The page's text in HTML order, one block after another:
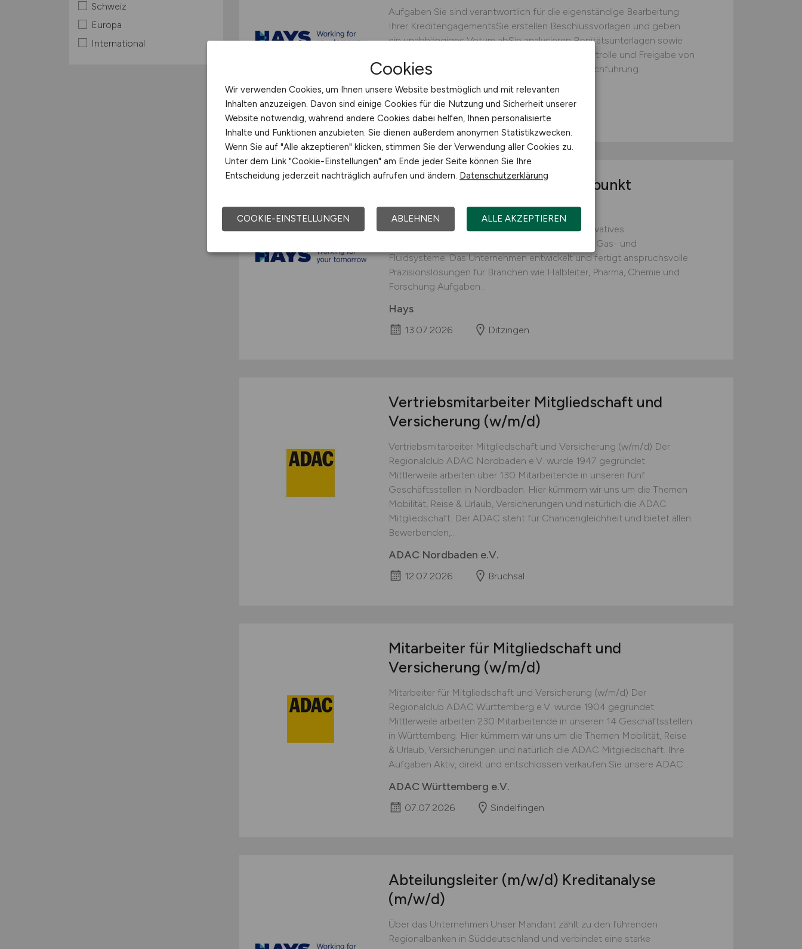
Schweiz
Europa
International
Aufgaben Sie sind verantwortlich für die eigenständige Bearbeitung
Ihrer KreditengagementsSie erstellen Beschlussvorlagen und geben
ein unabhängiges Votum abSie analysieren Bonitätsunterlagen sowie
Sicherheiten nach den Vorgaben der MaRiskKontrolle und Freigabe von
RatingsMitwirkung bei RisikoeinschätzungenDurchführung...
Hays
18.07.2026 Bruchsal
Kreditorenbuchhalter Schwerpunkt
Rechnungsprüfung(m/w/d)
Über das Unternehmen Unser Kunde ist ein innovatives
Technologieunternehmen im Bereich hochreiner Gas- und
Fluidsysteme. Das Unternehmen entwickelt und fertigt anspruchsvolle
Präzisionslösungen für Branchen wie Halbleiter, Pharma, Chemie und
Forschung Aufgaben...
Hays
13.07.2026 Ditzingen
Vertriebsmitarbeiter Mitgliedschaft und
Versicherung (w/m/d)
Vertriebsmitarbeiter Mitgliedschaft und Versicherung (w/m/d) Der
Regionalclub ADAC Nordbaden e.V. wurde 1947 gegründet.
Mittlerweile arbeiten über 130 Mitarbeitende in unseren fünf
Geschäftsstellen in Nordbaden. Hier kümmern wir uns um die Themen
Mobilität, Reise & Urlaub, Versicherungen und natürlich die ADAC
Mitgliedschaft. Der ADAC steht für Chancengleichheit und bietet allen
Bewerbenden,...
ADAC Nordbaden e.V.
12.07.2026 Bruchsal
Mitarbeiter für Mitgliedschaft und
Versicherung (w/m/d)
Mitarbeiter für Mitgliedschaft und Versicherung (w/m/d) Der
Regionalclub ADAC Württemberg e.V. wurde 1904 gegründet.
Mittlerweile arbeiten 230 Mitarbeitende in unseren 14 Geschäftsstellen
in Württemberg. Hier kümmern wir uns um die Themen Mobilität, Reise
& Urlaub, Versicherungen und natürlich die ADAC Mitgliedschaft. Ihre
Aufgaben Aktiv, direkt und entschlossen verkaufen Sie unsere ADAC...
ADAC Württemberg e.V.
07.07.2026 Sindelfingen
Abteilungsleiter (m/w/d) Kreditanalyse
(m/w/d)
Über das Unternehmen Unser Mandant zählt zu den führenden
Regionalbanken in Süddeutschland und verbindet eine starke
Cookies
Wir verwenden Cookies, um Ihnen unsere Website bestmöglich und mit relevanten
Inhalten anzuzeigen. Davon sind einige Cookies für die Nutzung und Sicherheit unserer
Website notwendig, während andere Cookies dabei helfen, Ihnen personalisierte
Inhalte und Funktionen anzubieten. Sie dienen außerdem anonymen Statistikzwecken.
Wenn Sie auf "Alle akzeptieren" klicken, stimmen Sie der Verwendung aller Cookies zu.
Unter dem Link "Cookie-Einstellungen" am Ende jeder Seite können Sie Ihre
Entscheidung jederzeit nachträglich aufrufen und ändern. Datenschutzerklärung
COOKIE-EINSTELLUNGEN ABLEHNEN ALLE AKZEPTIEREN